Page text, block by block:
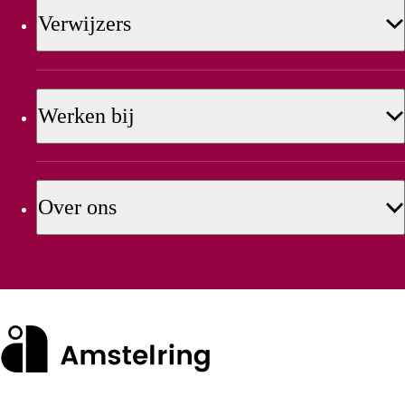
Verwijzers
Werken bij
Over ons